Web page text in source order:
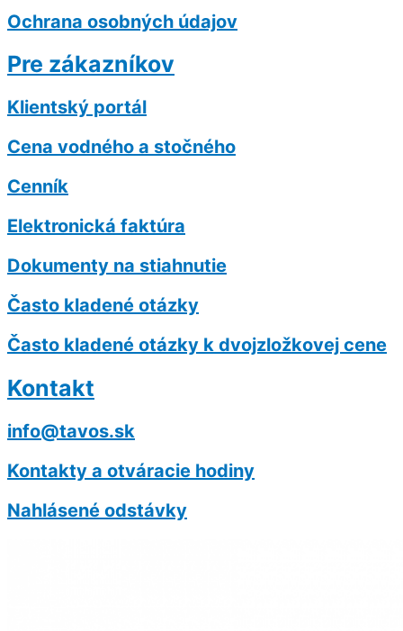
Ochrana osobných údajov
Pre zákazníkov
Klientský portál
Cena vodného a stočného
Cenník
Elektronická faktúra
Dokumenty na stiahnutie
Často kladené otázky
Často kladené otázky k dvojzložkovej cene
Kontakt
info@tavos.sk
Kontakty a otváracie hodiny
Nahlásené odstávky